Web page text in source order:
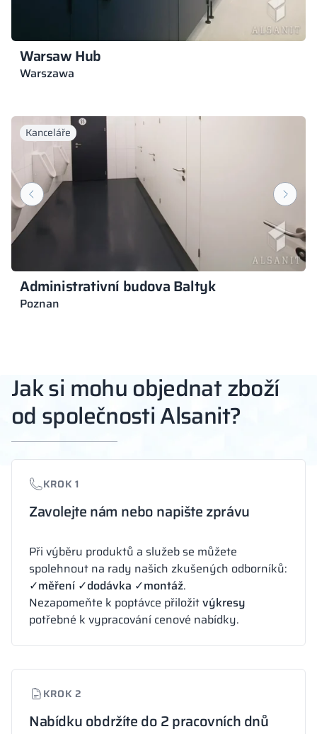
Warsaw Hub
Warszawa
Kanceláře
Administrativní budova Baltyk
Poznan
Jak si mohu objednat zboží
od společnosti Alsanit?
KROK 1
Zavolejte nám nebo napište zprávu
Při výběru produktů a služeb se můžete
spolehnout na rady našich zkušených odborníků:
✓měření ✓dodávka ✓montáž.
Nezapomeňte k poptávce přiložitvýkresy
potřebné k vypracování cenové nabídky.
KROK 2
Nabídku obdržíte do 2 pracovních dnů